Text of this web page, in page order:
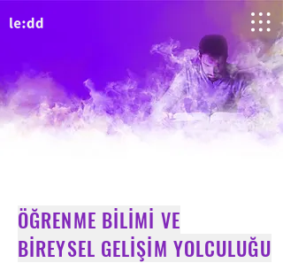
ÖĞRENME BİLİMİ VE
BİREYSEL GELİŞİM YOLCULUĞU